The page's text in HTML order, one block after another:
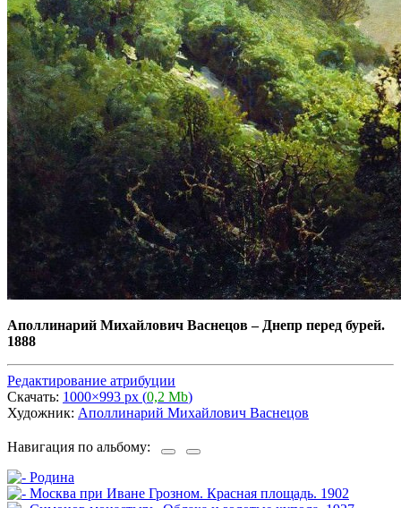
Аполлинарий Михайлович Васнецов– Днепр перед бурей.
1888
Редактирование атрибуции
Скачать: 1000×993 px (0,2 Mb)
Художник: Аполлинарий Михайлович Васнецов
Навигация по альбому: